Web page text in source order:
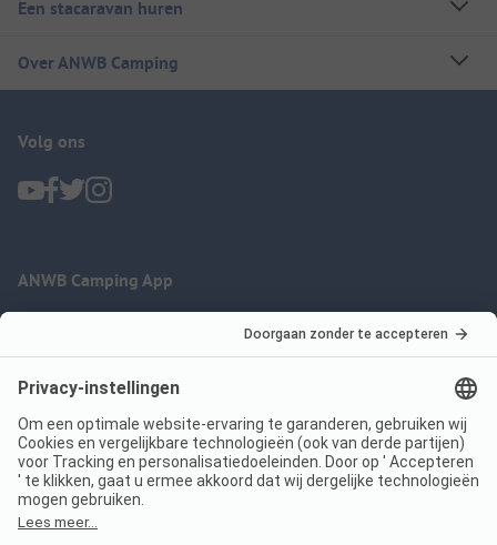
Een stacaravan huren
Over ANWB Camping
Volg ons
ANWB Camping App
Imprint
Jouw privacy
Voorwaarden
Wet digitale diensten